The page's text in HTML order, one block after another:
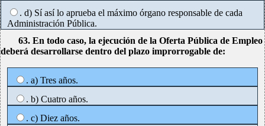
. d) Sí así lo aprueba el máximo órgano responsable de cada
Administración Pública.
63. En todo caso, la ejecución de la Oferta Pública de Empleo
deberá desarrollarse dentro del plazo improrrogable de:
. a) Tres años.
. b) Cuatro años.
. c) Diez años.